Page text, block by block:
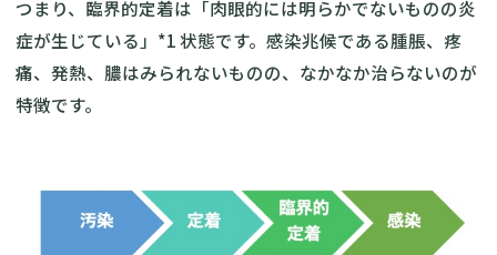
つまり、臨界的定着は「肉眼的には明らかでないものの炎
症が生じている」*1 状態です。感染兆候である腫脹、疼
痛、発熱、膿はみられないものの、なかなか治らないのが
特徴です。